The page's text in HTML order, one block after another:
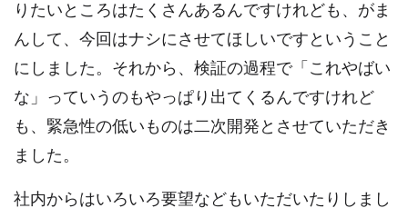
りたいところはたくさんあるんですけれども、がま
んして、今回はナシにさせてほしいですということ
にしました。それから、検証の過程で「これやばい
な」っていうのもやっぱり出てくるんですけれど
も、緊急性の低いものは二次開発とさせていただき
ました。
社内からはいろいろ要望などもいただいたりしまし